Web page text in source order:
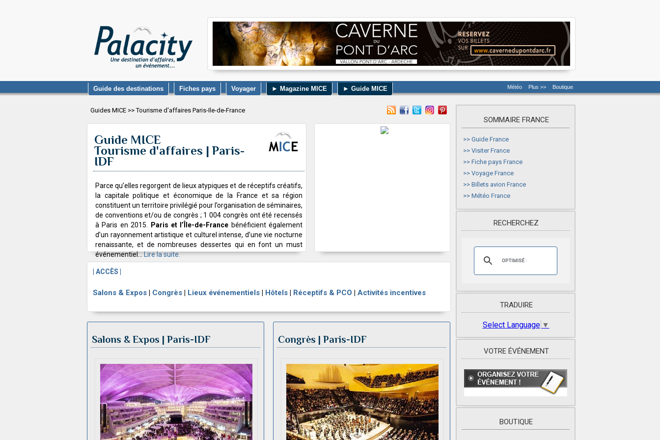
Guide des destinations Fiches pays Voyager ► Magazine MICE ► Guide MICE Météo Plus >> Boutique
Guides MICE >> Tourisme d'affaires Paris-Ile-de-France
Guide MICE
Tourisme d'affaires | Paris-
IDF
Parce qu’elles regorgent de lieux atypiques et de réceptifs créatifs,
la capitale politique et économique de la France et sa région
constituent un territoire privilégié pour l’organisation de séminaires,
de conventions et/ou de congrès ; 1 004 congrès ont été recensés
à Paris en 2015. Paris et l’Île-de-France bénéficient également
d’un rayonnement artistique et culturel intense, d’une vie nocturne
renaissante, et de nombreuses dessertes qui en font un must
événementiel...Lire la suite.
| ACCÈS |
Salons & Expos | Congrès | Lieux événementiels | Hôtels | Réceptifs & PCO | Activités incentives
Salons & Expos | Paris-IDF Congrès | Paris-IDF
SOMMAIRE FRANCE
>> Guide France
>> Visiter France
>> Fiche pays France
>> Voyage France
>> Billets avion France
>> Météo France
RECHERCHEZ
TRADUIRE
Select Language ▼
VOTRE ÉVÉNEMENT
BOUTIQUE